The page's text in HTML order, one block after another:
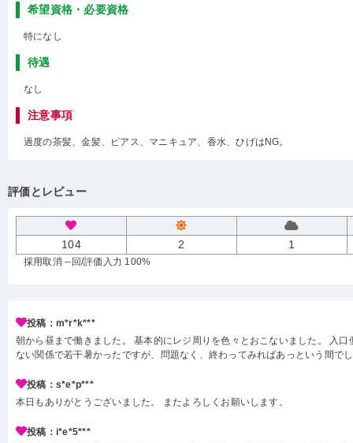
希望資格・必要資格
特になし
待遇
なし
注意事項
過度の茶髪、金髪、ピアス、マニキュア、香水、ひげはNG。
評価とレビュー
104 2 1
採用取消 --回/評価入力 100%
投稿：m*r*k***
朝から昼まで働きました。 基本的にレジ周りを色々とおこないました。 入口
ない関係で若干暑かったですが、問題なく、終わってみればあっという間で
投稿：s*e*p***
本日もありがとうございました。 またよろしくお願いします。
投稿：i*e*5***